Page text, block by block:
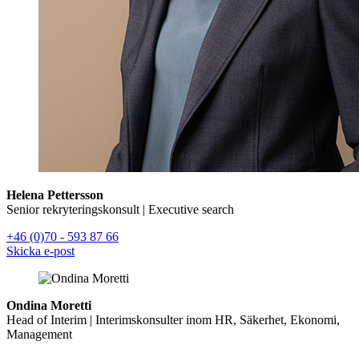
Helena Pettersson
Senior rekryteringskonsult | Executive search
+46 (0)70 - 593 87 66
Skicka e-post
Ondina Moretti
Head of Interim | Interimskonsulter inom HR, Säkerhet, Ekonomi,
Management